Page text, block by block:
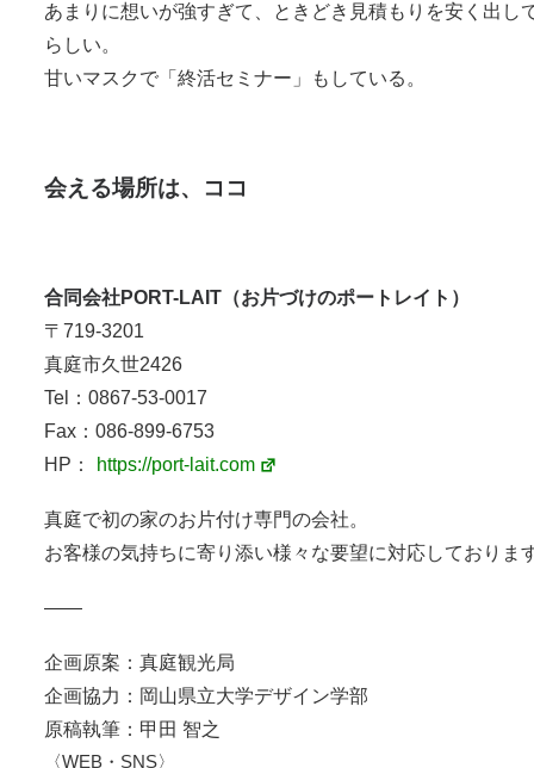
あまりに想いが強すぎて、ときどき見積もりを安く出し
らしい。
甘いマスクで「終活セミナー」もしている。
会え る場所は、ココ
合同会社PORT-LAIT（お片づけのポートレイト）
〒719-3201
真庭市久世2426
Tel：0867-53-0017
Fax：086-899-6753
HP：
https://port-lait.com
真庭で初の家のお片付け専門の会社。
お客様の気持ちに寄り添い様々な要望に対応しておりま
——
企画原案：真庭観光局
企画協力：岡山県立大学デザイン学部
原稿執筆：甲田 智之
〈WEB・SNS〉